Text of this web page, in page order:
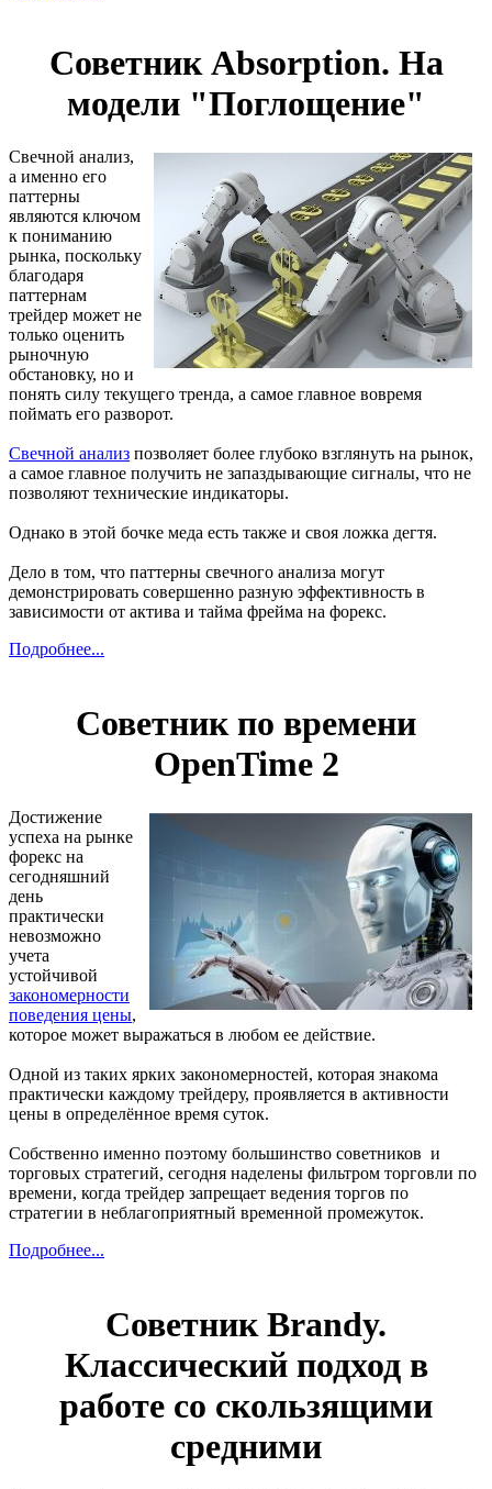
Советник Absorption. На
модели "Поглощение"
Свечной анализ,
а именно его
паттерны
являются ключом
к пониманию
рынка, поскольку
благодаря
паттернам
трейдер может не
только оценить
рыночную
обстановку, но и
понять силу текущего тренда, а самое главное вовремя
поймать его разворот.
Свечной анализ позволяет более глубоко взглянуть на рынок,
а самое главное получить не запаздывающие сигналы, что не
позволяют технические индикаторы.
Однако в этой бочке меда есть также и своя ложка дегтя.
Дело в том, что паттерны свечного анализа могут
демонстрировать совершенно разную эффективность в
зависимости от актива и тайма фрейма на форекс.
Подробнее...
Советник по времени
OpenTime 2
Достижение
успеха на рынке
форекс на
сегодняшний
день
практически
невозможно
учета
устойчивой
закономерности
поведения цены,
которое может выражаться в любом ее действие.
Одной из таких ярких закономерностей, которая знакома
практически каждому трейдеру, проявляется в активности
цены в определённое время суток.
Собственно именно поэтому большинство советников и
торговых стратегий, сегодня наделены фильтром торговли по
времени, когда трейдер запрещает ведения торгов по
стратегии в неблагоприятный временной промежуток.
Подробнее...
Советник Brandy.
Классический подход в
работе со скользящими
средними